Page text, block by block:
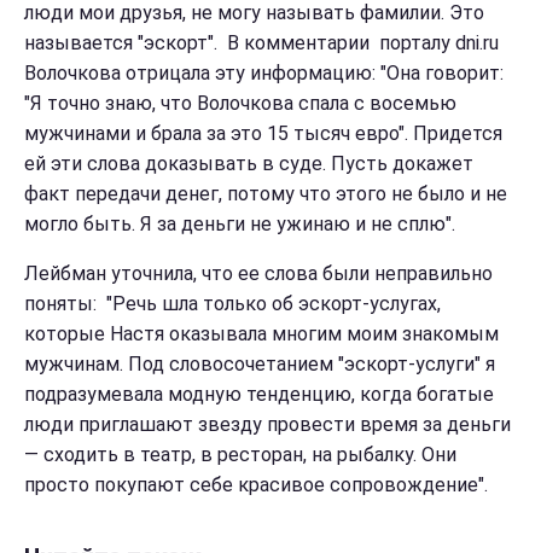
люди мои друзья, не могу называть фамилии. Это
называется "эскорт". В комментарии порталу dni.ru
Волочкова отрицала эту информацию: "Она говорит:
"Я точно знаю, что Волочкова спала с восемью
мужчинами и брала за это 15 тысяч евро". Придется
ей эти слова доказывать в суде. Пусть докажет
факт передачи денег, потому что этого не было и не
могло быть. Я за деньги не ужинаю и не сплю".
Лейбман уточнила, что ее слова были неправильно
поняты: "Речь шла только об эскорт-услугах,
которые Настя оказывала многим моим знакомым
мужчинам. Под словосочетанием "эскорт-услуги" я
подразумевала модную тенденцию, когда богатые
люди приглашают звезду провести время за деньги
— сходить в театр, в ресторан, на рыбалку. Они
просто покупают себе красивое сопровождение".